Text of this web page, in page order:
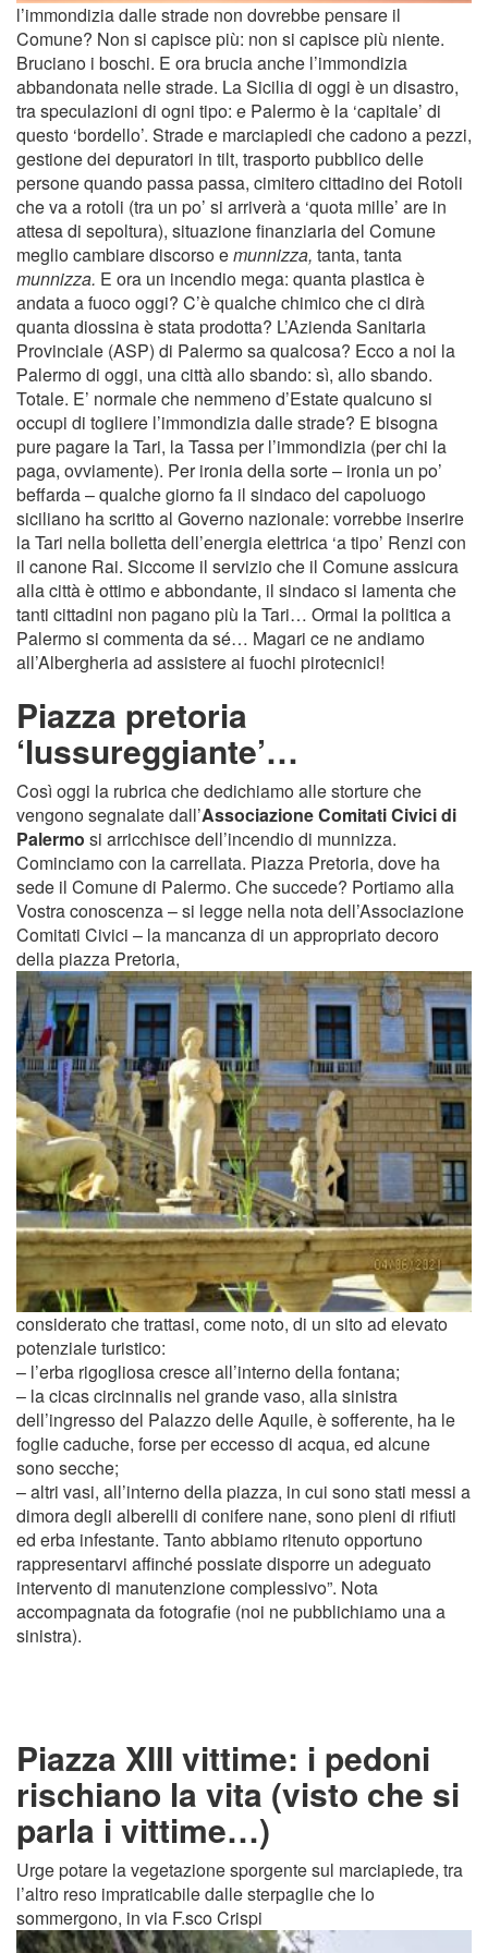
l’immondizia dalle strade non dovrebbe pensare il
Comune? Non si capisce più: non si capisce più niente.
Bruciano i boschi. E ora brucia anche l’immondizia
abbandonata nelle strade. La Sicilia di oggi è un disastro,
tra speculazioni di ogni tipo: e Palermo è la ‘capitale’ di
questo ‘bordello’. Strade e marciapiedi che cadono a pezzi,
gestione dei depuratori in tilt, trasporto pubblico delle
persone quando passa passa, cimitero cittadino dei Rotoli
che va a rotoli (tra un po’ si arriverà a ‘quota mille’ are in
attesa di sepoltura), situazione finanziaria del Comune
meglio cambiare discorso emunnizza, tanta, tanta
munnizza. E ora un incendio mega: quanta plastica è
andata a fuoco oggi? C’è qualche chimico che ci dirà
quanta diossina è stata prodotta? L’Azienda Sanitaria
Provinciale (ASP) di Palermo sa qualcosa? Ecco a noi la
Palermo di oggi, una città allo sbando: sì, allo sbando.
Totale. E’ normale che nemmeno d’Estate qualcuno si
occupi di togliere l’immondizia dalle strade? E bisogna
pure pagare la Tari, la Tassa per l’immondizia (per chi la
paga, ovviamente). Per ironia della sorte – ironia un po’
beffarda – qualche giorno fa il sindaco del capoluogo
siciliano ha scritto al Governo nazionale: vorrebbe inserire
la Tari nella bolletta dell’energia elettrica ‘a tipo’ Renzi con
il canone Rai. Siccome il servizio che il Comune assicura
alla città è ottimo e abbondante, il sindaco si lamenta che
tanti cittadini non pagano più la Tari… Ormai la politica a
Palermo si commenta da sé… Magari ce ne andiamo
all’Albergheria ad assistere ai fuochi pirotecnici!
Piazza pretoria
‘lussureggiante’…
Così oggi la rubrica che dedichiamo alle storture che
vengono segnalate dall’Associazione Comitati Civici di
Palermo si arricchisce dell’incendio di munnizza.
Cominciamo con la carrellata. Piazza Pretoria, dove ha
sede il Comune di Palermo. Che succede? Portiamo alla
Vostra conoscenza – si legge nella nota dell’Associazione
Comitati Civici – la mancanza di un appropriato decoro
della piazza Pretoria,
considerato che trattasi, come noto, di un sito ad elevato
potenziale turistico:
– l’erba rigogliosa cresce all’interno della fontana;
– la cicas circinnalis nel grande vaso, alla sinistra
dell’ingresso del Palazzo delle Aquile, è sofferente, ha le
foglie caduche, forse per eccesso di acqua, ed alcune
sono secche;
– altri vasi, all’interno della piazza, in cui sono stati messi a
dimora degli alberelli di conifere nane, sono pieni di rifiuti
ed erba infestante. Tanto abbiamo ritenuto opportuno
rappresentarvi affinché possiate disporre un adeguato
intervento di manutenzione complessivo”. Nota
accompagnata da fotografie (noi ne pubblichiamo una a
sinistra).
Piazza XIII vittime: i pedoni
rischiano la vita (visto che si
parla i vittime…)
Urge potare la vegetazione sporgente sul marciapiede, tra
l’altro reso impraticabile dalle sterpaglie che lo
sommergono, in via F.sco Crispi